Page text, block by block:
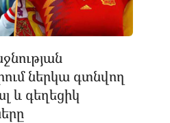
ներկա գտնվող
և գեղեցիկ